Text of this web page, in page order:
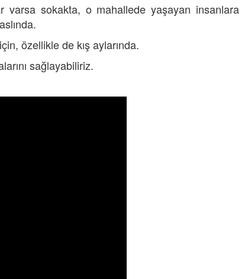
varsa sokakta, o mahallede yaşayan insanlara
özellikle de kış aylarında.
sağlayabiliriz.
Önce